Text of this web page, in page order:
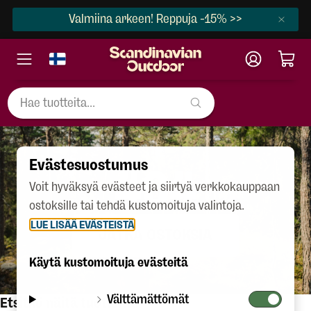
Valmiina arkeen! Reppuja -15% >>
404
JATKA OSTOKSIA
Etsitkö näitä tuotteita?
Evästesuostumus
Voit hyväksyä evästeet ja siirtyä verkkokauppaan
ostoksille tai tehdä kustomoituja valintoja.
LUE LISÄÄ EVÄSTEISTÄ
Käytä kustomoituja evästeitä
Välttämättömät